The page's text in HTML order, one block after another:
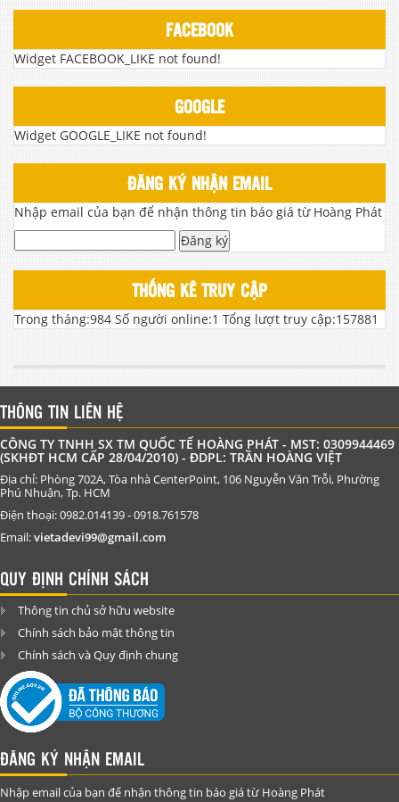
FACEBOOK
Widget FACEBOOK_LIKE not found!
GOOGLE
Widget GOOGLE_LIKE not found!
ĐĂNG KÝ NHẬN EMAIL
Nhập email của bạn để nhận thông tin báo giá từ Hoàng Phát
Đăng ký
THỐNG KÊ TRUY CẬP
Trong tháng:984 Số người online:1 Tổng lượt truy cập:157881
THÔNG TIN LIÊN HỆ
CÔNG TY TNHH SX TM QUỐC TẾ HOÀNG PHÁT - MST: 0309944469
(SKHĐT HCM CẤP 28/04/2010) - ĐDPL: TRẦN HOÀNG VIỆT
Địa chỉ: Phòng 702A, Tòa nhà CenterPoint, 106 Nguyễn Văn Trỗi, Phường
Phú Nhuận, Tp. HCM
Điện thoại: 0982.014139 - 0918.761578
Email:vietadevi99@gmail.com
QUY ĐỊNH CHÍNH SÁCH
Thông tin chủ sở hữu website
Chính sách bảo mật thông tin
Chính sách và Quy định chung
ĐĂNG KÝ NHẬN EMAIL
Nhập email của bạn để nhận thông tin báo giá từ Hoàng Phát